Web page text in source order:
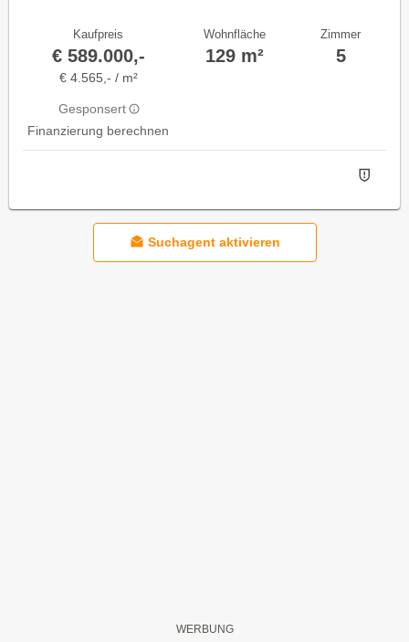
Kaufpreis
€ 589.000,-
€ 4.565,- / m²
Gesponsert
Finanzierung berechnen
Wohnfläche
129 m²
Zimmer
5
Suchagent aktivieren